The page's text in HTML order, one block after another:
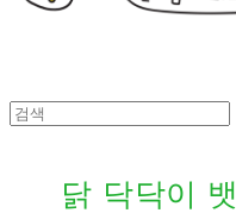
닭 닥닥이 뱃